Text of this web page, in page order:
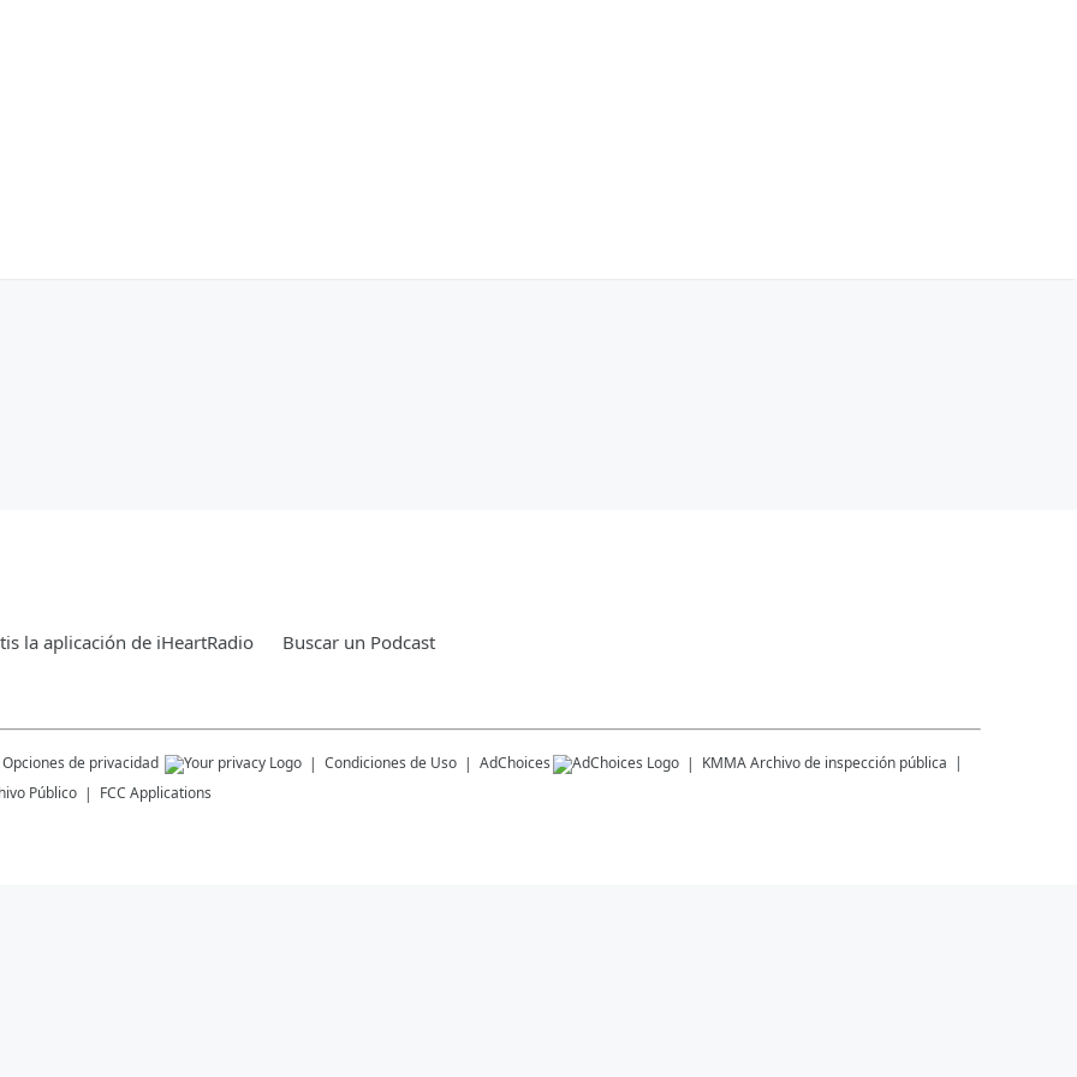
la aplicación de iHeartRadio Buscar un Podcast
Opciones de privacidad Condiciones de Uso AdChoices KMMAArchivo de inspección pública
Público
FCC Applications